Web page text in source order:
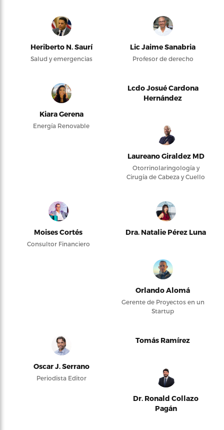
Heriberto N. Saurí
Salud y emergencias
Lic Jaime Sanabria
Profesor de derecho
Kiara Gerena
Energía Renovable
Lcdo Josué Cardona
Hernández
Laureano Giraldez MD
Otorrinolaringología y
Cirugía de Cabeza y Cuello
Moises Cortés
Consultor Financiero
Dra. Natalie Pérez Luna
Orlando Alomá
Gerente de Proyectos en un
Startup
Oscar J. Serrano
Periodista Editor
Tomás Ramírez
Dr. Ronald Collazo
Pagán